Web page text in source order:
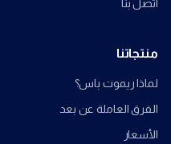
اتصل بنا
منتجاتنا
لماذا ريموت باس؟
الفرق العاملة عن بعد
الأسعار